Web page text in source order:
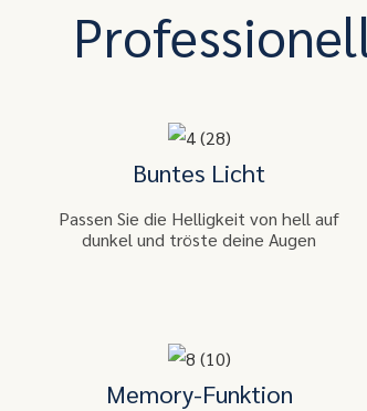
Buntes Licht
Passen Sie die Helligkeit von hell auf
dunkel und tröste deine Augen
Memory-Funktion